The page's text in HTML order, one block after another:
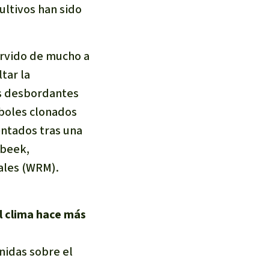
han sido
de mucho a
la
desbordantes
clonados
tras una
(WRM).
hace más
sobre el